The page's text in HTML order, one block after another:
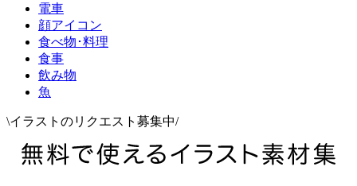
電車
顔アイコン
食べ物･料理
食事
飲み物
魚
\イラストのリクエスト募集中/